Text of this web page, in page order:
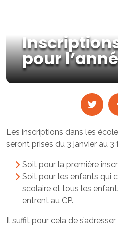
pour
Les inscriptions dans les
seront prises du 3 janvier au 3
Soit pour la première
Soit pour les enfants qui
scolaire et tous les
entrent au CP.
Il suffit pour cela de